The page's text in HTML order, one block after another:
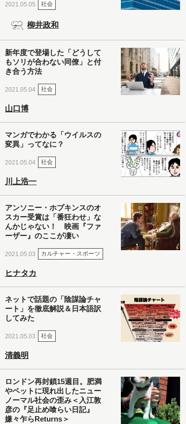
2021.05.05 社会
柳井政和
新年度で登場した「どうして
もソリが合わない同僚」と付
き合う方法
2021.05.04 社会
山口博
マンガでわかる「ウイルスの
変異」ってなに？
2021.05.04 社会
川上浩一
アンソニー・ホプキンスのオ
スカー受賞は「番狂わせ」な
んかじゃない！ 映画『ファ
ーザー』のここが凄い
2021.05.03 カルチャー・スポーツ
ヒナタカ
ネットで話題の「陰謀論チャ
ート」を徹底解説＆日本語訳
してみた
2021.05.03 社会
清義明
ロンドン再封鎖15週目。肥満
やペットに現れ出したニュー
ノーマル社会の歪み＜入江敦
彦の『足止め喰らい日記』
嫌々乍らReturns＞